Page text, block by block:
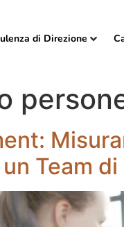
di Direzione
Team di